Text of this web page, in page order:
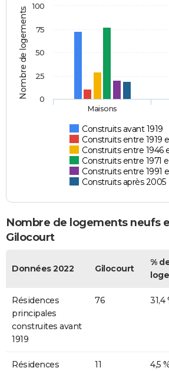
Nombre de logements
Construits avant 1919
Construits entre 1919
Construits entre 1946
Construits entre 1971
Construits entre 1991
Construits après 2005
Maisons
0
25
50
75
100
Nombre de logements neufs
Gilocourt
Données 2022 Gilocourt
%
Résidences
principales
construites avant
1919
76 31,4
Résidences
11 4,5